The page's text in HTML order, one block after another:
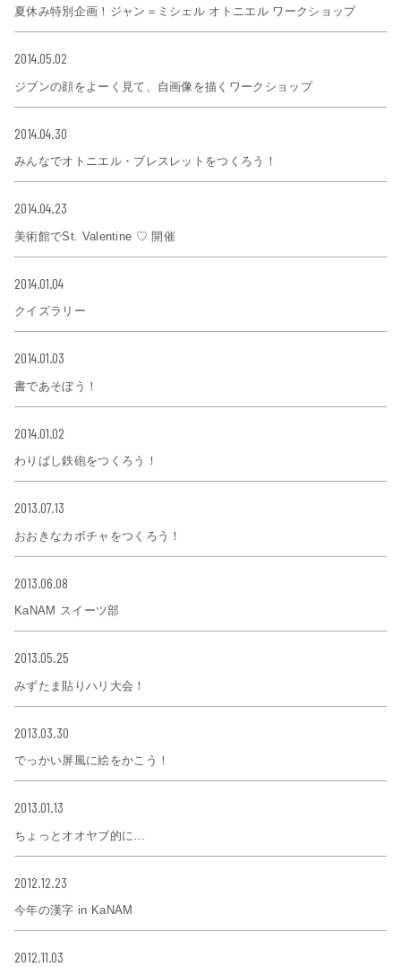
夏休み特別企画！ジャン＝ミシェル オトニエル ワークショップ
2014.05.02
ジブンの顔をよーく見て、自画像を描くワークショップ
2014.04.30
みんなでオトニエル・ブレスレットをつくろう！
2014.04.23
美術館でSt. Valentine ♡ 開催
2014.01.04
クイズラリー
2014.01.03
書であそぼう！
2014.01.02
わりばし鉄砲をつくろう！
2013.07.13
おおきなカボチャをつくろう！
2013.06.08
KaNAM スイーツ部
2013.05.25
みずたま貼りハリ大会！
2013.03.30
でっかい屏風に絵をかこう！
2013.01.13
ちょっとオオヤブ的に…
2012.12.23
今年の漢字 in KaNAM
2012.11.03